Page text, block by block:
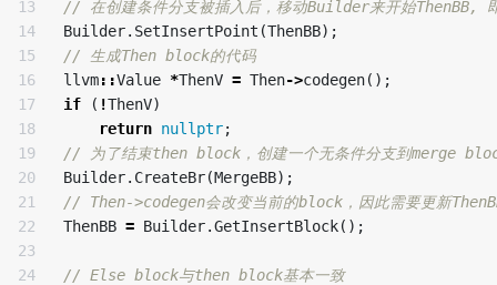
13
14
15
16
17
18
19
20
21
22
23
24
// 在创建条件分支被插入后，移动Builder来开始
Builder. SetInsertPoint (ThenBB);
// 生成Then block的代码
llvm::Value *ThenV = Then->codegen();
if
( !ThenV)
return nullptr;
// 为了结束then block，创建一个无条件分支到merge
Builder. CreateBr(MergeBB);
// Then->codegen会改变当前的block，因此需要更新
ThenBB = Builder.GetInsertBlock();
// Else block与then block基本一致